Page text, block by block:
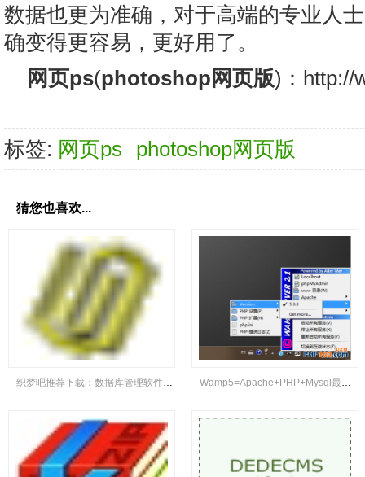
数据也更为准确，对于高端的专业人
确变得更容易，更好用了。
网页ps(photoshop网页版)：http://
标签: 网页ps photoshop网页版
猜您也喜欢...
织梦吧推荐下载：数据库管理软件Navicat Lite Wamp5=Apache+PHP+Mysql最新版集成环境下载